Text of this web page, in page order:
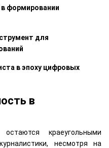
формировании
для
в эпоху цифровых
в
краеугольными
несмотря на